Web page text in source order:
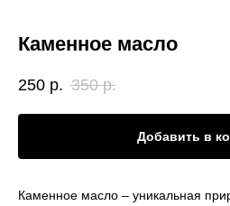
Каменное масло
250 р. 350 р.
Добавить в
Каменное масло – уникальная